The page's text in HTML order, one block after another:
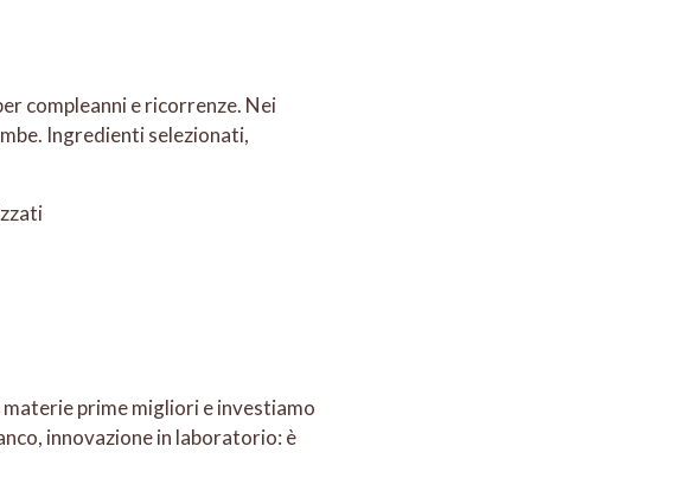
compleanni e ricorrenze. Nei
Ingredienti selezionati,
prime migliori e investiamo
innovazione in laboratorio: è